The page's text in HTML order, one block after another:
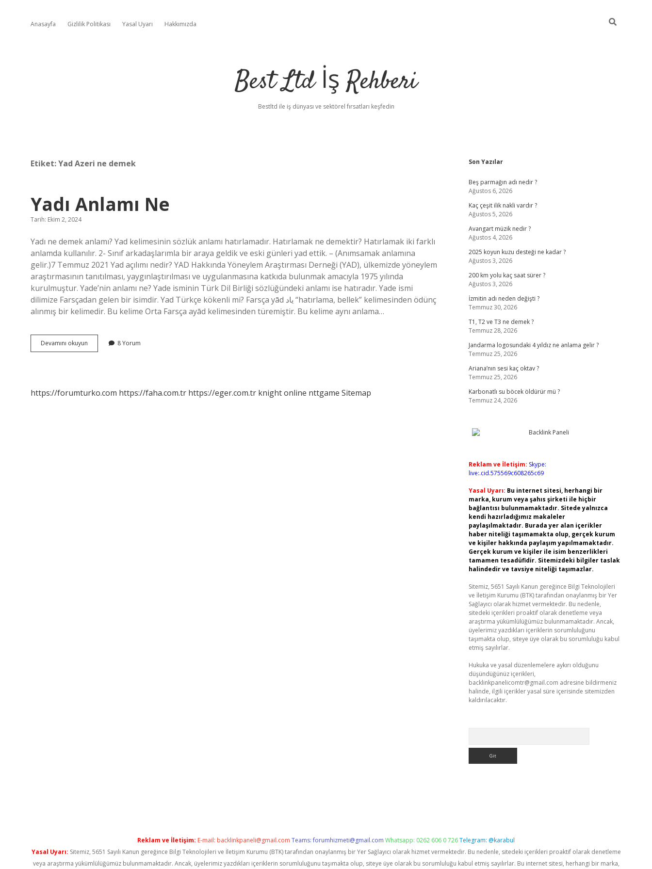
Anasayfa Gizlilik Politikası Yasal Uyarı Hakkımızda
Best Ltd İş Rehberi
Bestltd ile iş dünyası ve sektörel fırsatları keşfedin
Etiket:Yad Azeri ne demek
Yadı Anlamı Ne
Tarih: Ekim 2, 2024
Yadı ne demek anlamı? Yad kelimesinin sözlük anlamı hatırlamadır. Hatırlamak ne demektir? Hatırlamak iki farklı
anlamda kullanılır. 2- Sınıf arkadaşlarımla bir araya geldik ve eski günleri yad ettik. – (Anımsamak anlamına
gelir.)7 Temmuz 2021 Yad açılımı nedir? YAD Hakkında Yöneylem Araştırması Derneği (YAD), ülkemizde yöneylem
araştırmasının tanıtılması, yaygınlaştırılması ve uygulanmasına katkıda bulunmak amacıyla 1975 yılında
kurulmuştur. Yade’nin anlamı ne? Yade isminin Türk Dil Birliği sözlüğündeki anlamı ise hatıradır. Yade ismi
dilimize Farsçadan gelen bir isimdir. Yad Türkçe kökenli mi? Farsça yād یاد “hatırlama, bellek” kelimesinden ödünç
alınmış bir kelimedir. Bu kelime Orta Farsça ayād kelimesinden türemiştir. Bu kelime aynı anlama…
Devamını okuyun
Anlamı
8 Yorum
https://forumturko.com https://faha.com.tr https://eger.com.tr knight online nttgame Sitemap
Sidebar
Son Yazılar
Beş parmağın adı nedir ?
Ağustos 6, 2026
Kaç çeşit ilik nakli vardır ?
Ağustos 5, 2026
Avangart müzik nedir ?
Ağustos 4, 2026
2025 koyun kuzu desteği ne kadar ?
Ağustos 3, 2026
200 km yolu kaç saat sürer ?
Ağustos 3, 2026
İzmitin adı neden değişti ?
Temmuz 30, 2026
T1, T2 ve T3 ne demek ?
Temmuz 28, 2026
Jandarma logosundaki 4 yıldız ne anlama gelir ?
Temmuz 25, 2026
Ariana’nın sesi kaç oktav ?
Temmuz 25, 2026
Karbonatlı su böcek öldürür mü ?
Temmuz 24, 2026
Reklam ve İletişim: Skype:
live:.cid.575569c608265c69
Yasal Uyarı: Bu internet sitesi, herhangi bir
marka, kurum veya şahıs şirketi ile hiçbir
bağlantısı bulunmamaktadır. Sitede yalnızca
kendi hazırladığımız makaleler
paylaşılmaktadır. Burada yer alan içerikler
haber niteliği taşımamakta olup, gerçek kurum
ve kişiler hakkında paylaşım yapılmamaktadır.
Gerçek kurum ve kişiler ile isim benzerlikleri
tamamen tesadüfidir. Sitemizdeki bilgiler taslak
halindedir ve tavsiye niteliği taşımazlar.
Sitemiz, 5651 Sayılı Kanun gereğince Bilgi Teknolojileri
ve İletişim Kurumu (BTK) tarafından onaylanmış bir Yer
Sağlayıcı olarak hizmet vermektedir. Bu nedenle,
sitedeki içerikleri proaktif olarak denetleme veya
araştırma yükümlülüğümüz bulunmamaktadır. Ancak,
üyelerimiz yazdıkları içeriklerin sorumluluğunu
taşımakta olup, siteye üye olarak bu sorumluluğu kabul
etmiş sayılırlar.
Hukuka ve yasal düzenlemelere aykırı olduğunu
düşündüğünüz içerikleri,
backlinkpanelicomtr@gmail.com adresine bildirmeniz
halinde, ilgili içerikler yasal süre içerisinde sitemizden
kaldırılacaktır.
Reklam ve İletişim: E-mail: backlinkpaneli@gmail.com Teams:forumhizmeti@gmail.com Whatsapp: 0262 606 0 726Telegram: @karabul
Yasal Uyarı: Sitemiz, 5651 Sayılı Kanun gereğince Bilgi Teknolojileri ve İletişim Kurumu (BTK) tarafından onaylanmış bir Yer Sağlayıcı olarak hizmet vermektedir. Bu nedenle, sitedeki içerikleri proaktif olarak denetleme
veya araştırma yükümlülüğümüz bulunmamaktadır. Ancak, üyelerimiz yazdıkları içeriklerin sorumluluğunu taşımakta olup, siteye üye olarak bu sorumluluğu kabul etmiş sayılırlar. Bu internet sitesi, herhangi bir marka,